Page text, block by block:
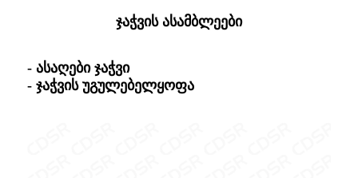
ჯაჭვის ასამბლეები
- ასაღები ჯაჭვი
- ჯაჭვის უგულებელყოფა